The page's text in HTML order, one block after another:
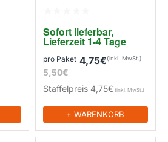
Sofort lieferbar,
Lieferzeit 1-4 Tage
4,75€
5,50€
pro Paket
Staffelpreis4,75€
+ WARENKORB